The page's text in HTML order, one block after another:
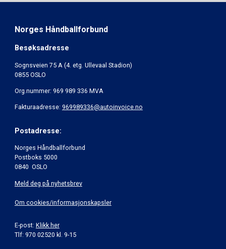
Norges Håndballforbund
Besøksadresse
Sognsveien 75 A (4. etg. Ullevaal Stadion)
0855 OSLO
Org.nummer: 969 989 336 MVA
Fakturaadresse: 969989336@autoinvoice.no
Postadresse:
Norges Håndballforbund
Postboks 5000
0840 OSLO
Meld deg på nyhetsbrev
Om cookies/informasjonskapsler
E-post: Klikk her
Tlf: 970 02520 kl. 9-15